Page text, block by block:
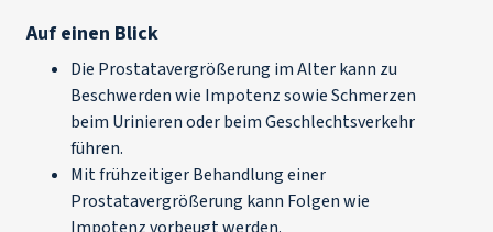
Auf einen Blick
Die Prostatavergrößerung im Alter kann zu
Beschwerden wie Impotenz sowie Schmerzen
beim Urinieren oder beim Geschlechtsverkehr
führen.
Mit frühzeitiger Behandlung einer
Prostatavergrößerung kann Folgen wie